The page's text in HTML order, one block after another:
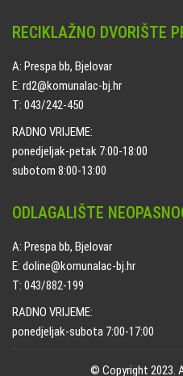
RECIKLAŽNO DVORIŠTE
A: Prespa bb, Bjelovar
E: rd2@komunalac-bj.hr
T: 043/242-450
RADNO VRIJEME:
ponedjeljak-petak 7:00-18:00
subotom 8:00-13:00
ODLAGALIŠTE
A: Prespa bb, Bjelovar
E: doline@komunalac-bj.hr
T: 043/882-199
RADNO VRIJEME:
ponedjeljak-subota 7:00-17:00
© Copyright 2023.